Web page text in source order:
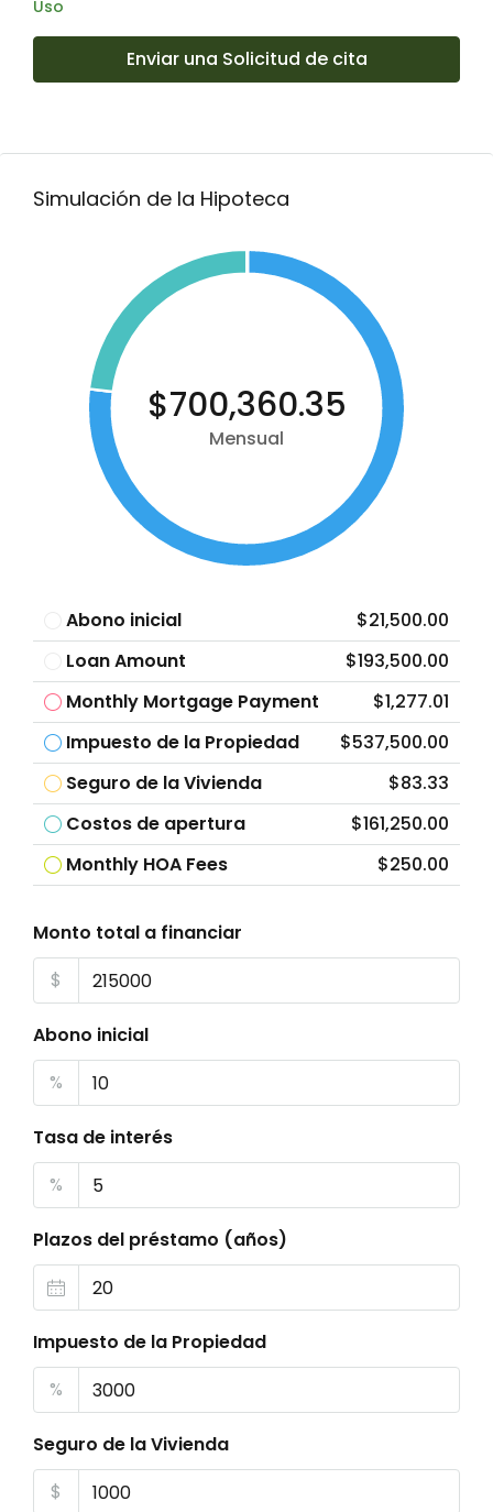
Uso
Enviar una Solicitud de cita
Simulación de la Hipoteca
$700,360.35
Mensual
Abono inicial
$21,500.00
Loan Amount
$193,500.00
Monthly Mortgage Payment
$1,277.01
Impuesto de la Propiedad
$537,500.00
Seguro de la Vivienda
$83.33
Costos de apertura
$161,250.00
Monthly HOA Fees
$250.00
Monto total a financiar
$
Abono inicial
%
Tasa de interés
%
Plazos del préstamo (años)
Impuesto de la Propiedad
%
Seguro de la Vivienda
$